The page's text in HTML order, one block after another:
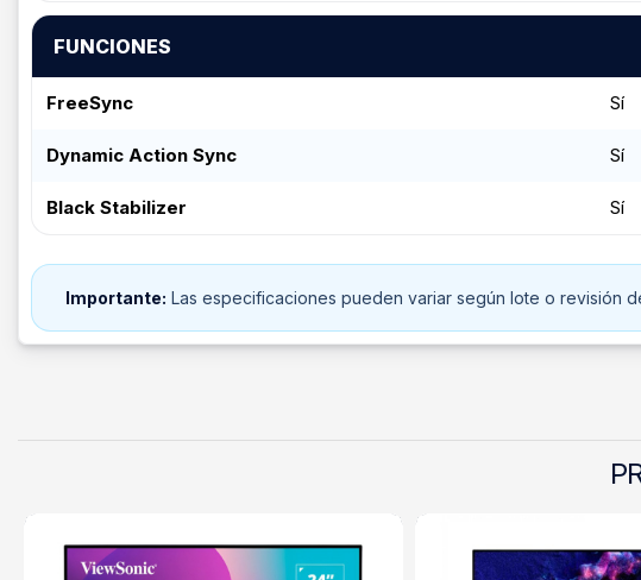
FUNCIONES
FreeSync Sí
Dynamic Action Sync Sí
Black Stabilizer Sí
Importante: Las especificaciones pueden variar según lote o revisión